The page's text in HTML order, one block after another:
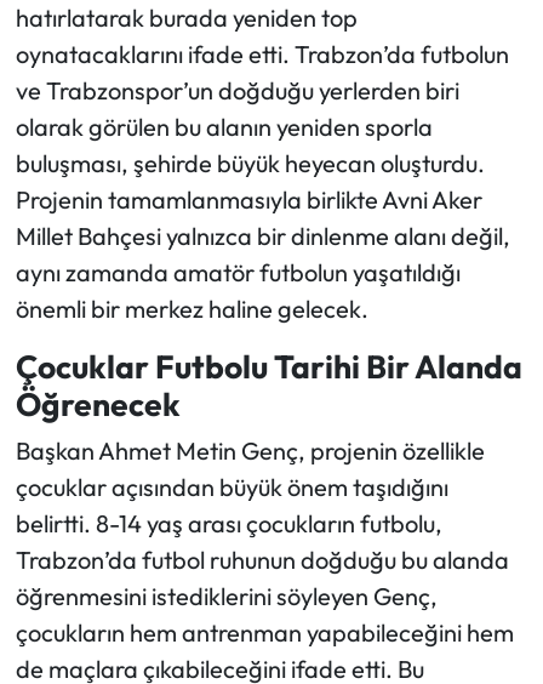
hatırlatarak burada yeniden top
oynatacaklarını ifade etti. Trabzon’da futbolun
ve Trabzonspor’un doğduğu yerlerden biri
olarak görülen bu alanın yeniden sporla
buluşması, şehirde büyük heyecan oluşturdu.
Projenin tamamlanmasıyla birlikte Avni Aker
Millet Bahçesi yalnızca bir dinlenme alanı değil,
aynı zamanda amatör futbolun yaşatıldığı
önemli bir merkez haline gelecek.
Çocuklar Futbolu Tarihi Bir Alanda
Öğrenecek
Başkan Ahmet Metin Genç, projenin özellikle
çocuklar açısından büyük önem taşıdığını
belirtti. 8-14 yaş arası çocukların futbolu,
Trabzon’da futbol ruhunun doğduğu bu alanda
öğrenmesini istediklerini söyleyen Genç,
çocukların hem antrenman yapabileceğini hem
de maçlara çıkabileceğini ifade etti. Bu